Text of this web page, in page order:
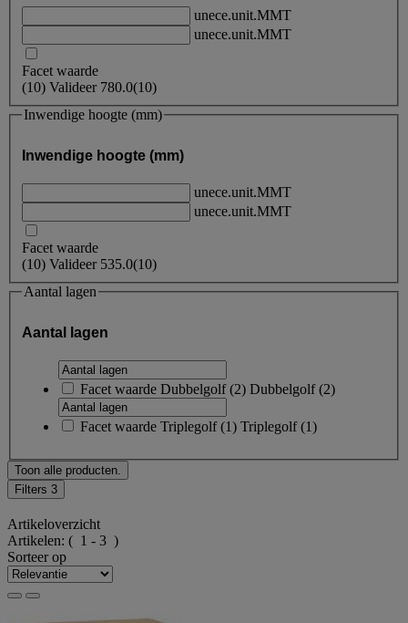
unece.unit.MMT
unece.unit.MMT
Facet waarde
(10) Valideer 780.0(10)
Inwendige hoogte (mm)
Inwendige hoogte (mm)
unece.unit.MMT
unece.unit.MMT
Facet waarde
(10) Valideer 535.0(10)
Aantal lagen
Aantal lagen
Facet waarde Dubbelgolf(2) Dubbelgolf(2)
Facet waarde Triplegolf(1) Triplegolf(1)
Toon alle producten.
Filters 3
Artikeloverzicht
Artikelen: ( 1 - 3 )
Sorteer op